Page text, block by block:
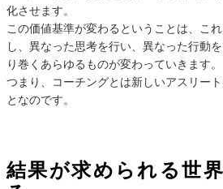
化させます。
この価値基準が変わるということは、こ
し、異なった思考を行い、異なった行動
り巻くあらゆるものが変わっていきます。
つまり、コーチングとは新しいアスリー
となのです。
結果が求められる世